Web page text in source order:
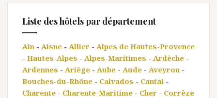
Liste des hôtels par département
Ain - Aisne - Allier - Alpes de Hautes-Provence
- Hautes-Alpes - Alpes-Maritimes - Ardèche -
Ardennes - Ariège - Aube - Aude - Aveyron -
Bouches-du-Rhône - Calvados - Cantal -
Charente - Charente-Maritime - Cher - Corrèze